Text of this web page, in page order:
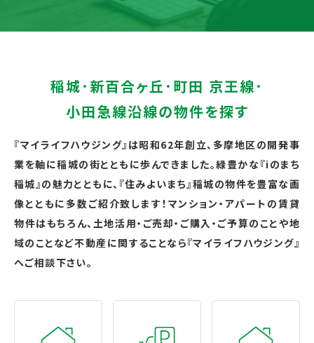
稲城･新百合ヶ丘･町田 京王線･
小田急線沿線の物件を探す
『マイライフハウジング』は昭和62年創立、多摩地区の開発事
業を軸に稲城の街とともに歩んできました。緑豊かな『iのまち
稲城』の魅力とともに、『住みよいまち』稲城の物件を豊富な画
像とともに多数ご紹介致します！マンション・アパートの賃貸
物件はもちろん、土地活用・ご売却・ご購入・ご予算のことや地
域のことなど不動産に関することなら『マイライフハウジング』
へご相談下さい。